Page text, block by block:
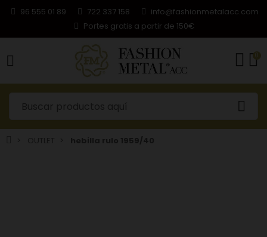
96 555 01 89 722 337 158
info@fashionmetalacc.com
Portes gratis a partir de 150€
0